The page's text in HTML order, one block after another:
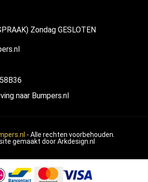
Zondag GESLOTEN
naar Bumpers.nl
- Alle rechten voorbehouden.
gemaakt doorArkdesign.nl